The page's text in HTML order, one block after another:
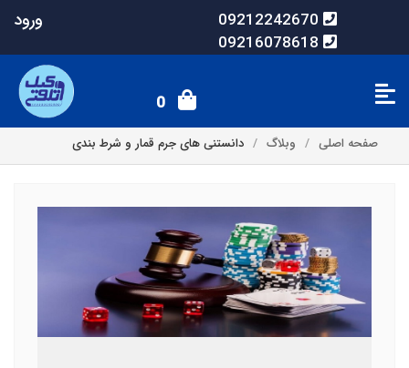
09212242670
09216078618
ورود
0
صفحه اصلی وبلاگ دانستنی های جرم قمار و شرط بندی